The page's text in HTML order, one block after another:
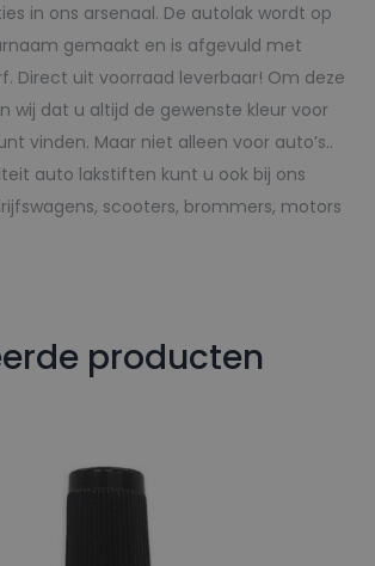
in ons arsenaal. De autolak wordt op
gemaakt en is afgevuld met
Direct uit voorraad leverbaar! Om deze
wij dat u altijd de gewenste kleur voor
vinden. Maar niet alleen voor auto’s..
auto lakstiften kunt u ook bij ons
scooters, brommers, motors
producten